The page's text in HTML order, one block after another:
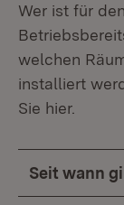
Wer ist für
welchen
installiert
Sie hier.
Seit wann